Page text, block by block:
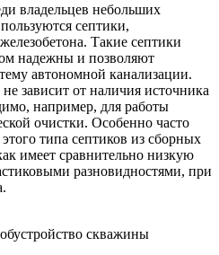
владельцев небольших
септики,
Такие септики
надежны и позволяют
автономной канализации.
зависит от наличия источника
например, для работы
очистки. Особенно часто
типа септиков из сборных
имеет сравнительно низкую
разновидностями, при
скважины